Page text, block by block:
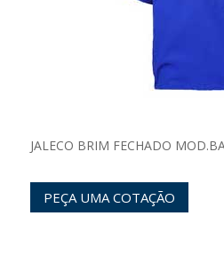
JALECO BRIM FECHADO
PEÇA UMA COTAÇÃO